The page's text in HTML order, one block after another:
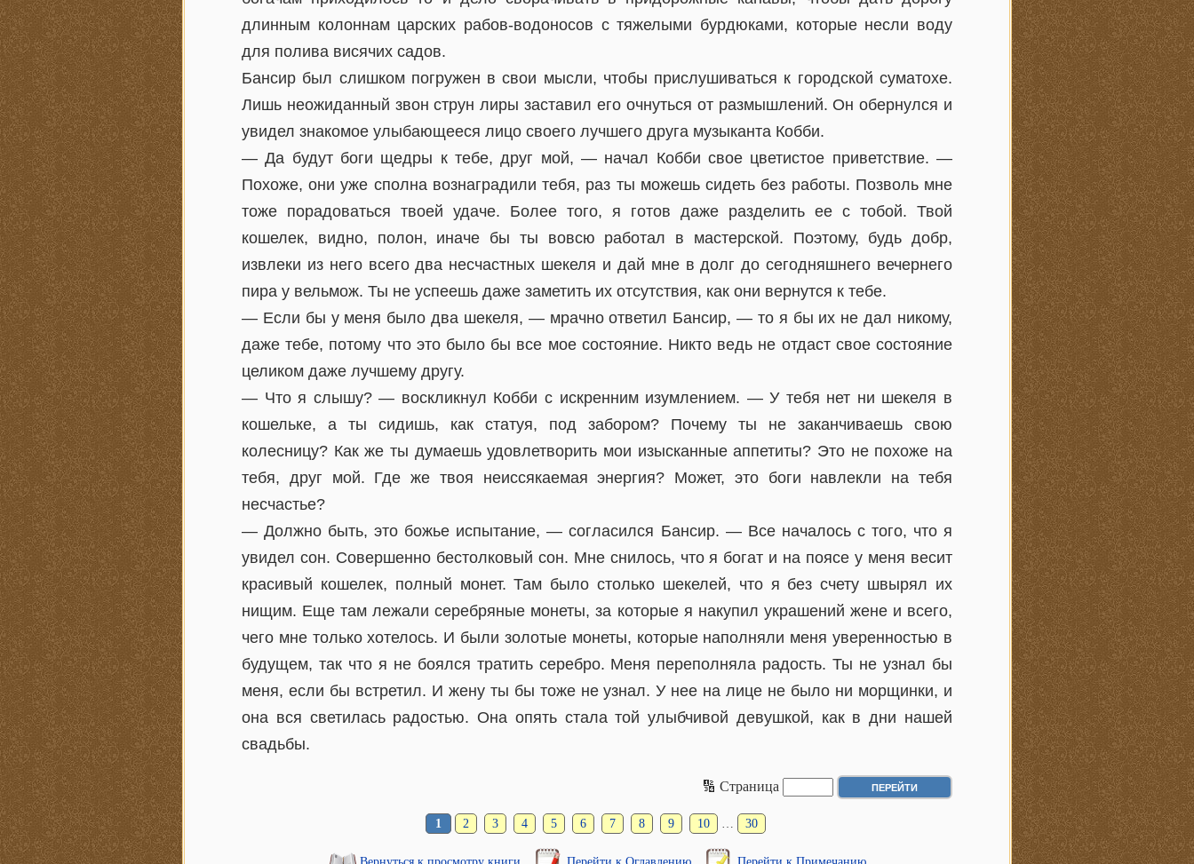
длинным колоннам царских рабов-водоносов с тяжелыми бурдюками, которые несли воду
для полива висячих садов.
Бансир был слишком погружен в свои мысли, чтобы прислушиваться к городской суматохе.
Лишь неожиданный звон струн лиры заставил его очнуться от размышлений. Он обернулся и
увидел знакомое улыбающееся лицо своего лучшего друга музыканта Кобби.
— Да будут боги щедры к тебе, друг мой, — начал Кобби свое цветистое приветствие. —
Похоже, они уже сполна вознаградили тебя, раз ты можешь сидеть без работы. Позволь мне
тоже порадоваться твоей удаче. Более того, я готов даже разделить ее с тобой. Твой
кошелек, видно, полон, иначе бы ты вовсю работал в мастерской. Поэтому, будь добр,
извлеки из него всего два несчастных шекеля и дай мне в долг до сегодняшнего вечернего
пира у вельмож. Ты не успеешь даже заметить их отсутствия, как они вернутся к тебе.
— Если бы у меня было два шекеля, — мрачно ответил Бансир, — то я бы их не дал никому,
даже тебе, потому что это было бы все мое состояние. Никто ведь не отдаст свое состояние
целиком даже лучшему другу.
— Что я слышу? — воскликнул Кобби с искренним изумлением. — У тебя нет ни шекеля в
кошельке, а ты сидишь, как статуя, под забором? Почему ты не заканчиваешь свою
колесницу? Как же ты думаешь удовлетворить мои изысканные аппетиты? Это не похоже на
тебя, друг мой. Где же твоя неиссякаемая энергия? Может, это боги навлекли на тебя
несчастье?
— Должно быть, это божье испытание, — согласился Бансир. — Все началось с того, что я
увидел сон. Совершенно бестолковый сон. Мне снилось, что я богат и на поясе у меня весит
красивый кошелек, полный монет. Там было столько шекелей, что я без счету швырял их
нищим. Еще там лежали серебряные монеты, за которые я накупил украшений жене и всего,
чего мне только хотелось. И были золотые монеты, которые наполняли меня уверенностью в
будущем, так что я не боялся тратить серебро. Меня переполняла радость. Ты не узнал бы
меня, если бы встретил. И жену ты бы тоже не узнал. У нее на лице не было ни морщинки, и
она вся светилась радостью. Она опять стала той улыбчивой девушкой, как в дни нашей
свадьбы.
🔢 Страница
1 2 3 4 5 6 7 8 9 10 … 30